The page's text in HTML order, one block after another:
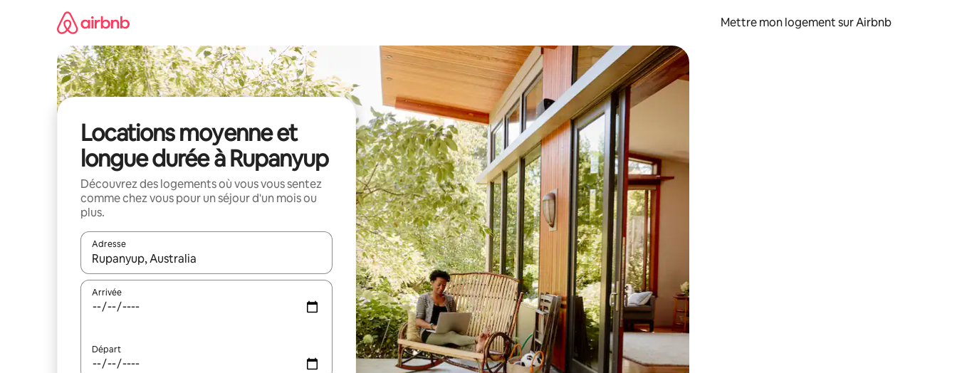
Mettre mon logement sur Airbnb
Locations moyenne et
longue durée à Rupanyup
Découvrez des logements où vous vous sentez
comme chez vous pour un séjour d'un mois ou
plus.
Adresse
Lorsque les résultats s'affichent, utilisez les flèches vers le haut et vers le bas pour les parcourir ou en appuyant et en faisant glisser.
Arrivée
Départ